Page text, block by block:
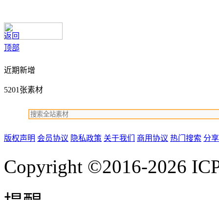
返回
顶部
近期新增
5201张素材
版权声明 会员协议 隐私政策 关于我们 商用协议 热门搜索 分
Copyright ©2016-2026